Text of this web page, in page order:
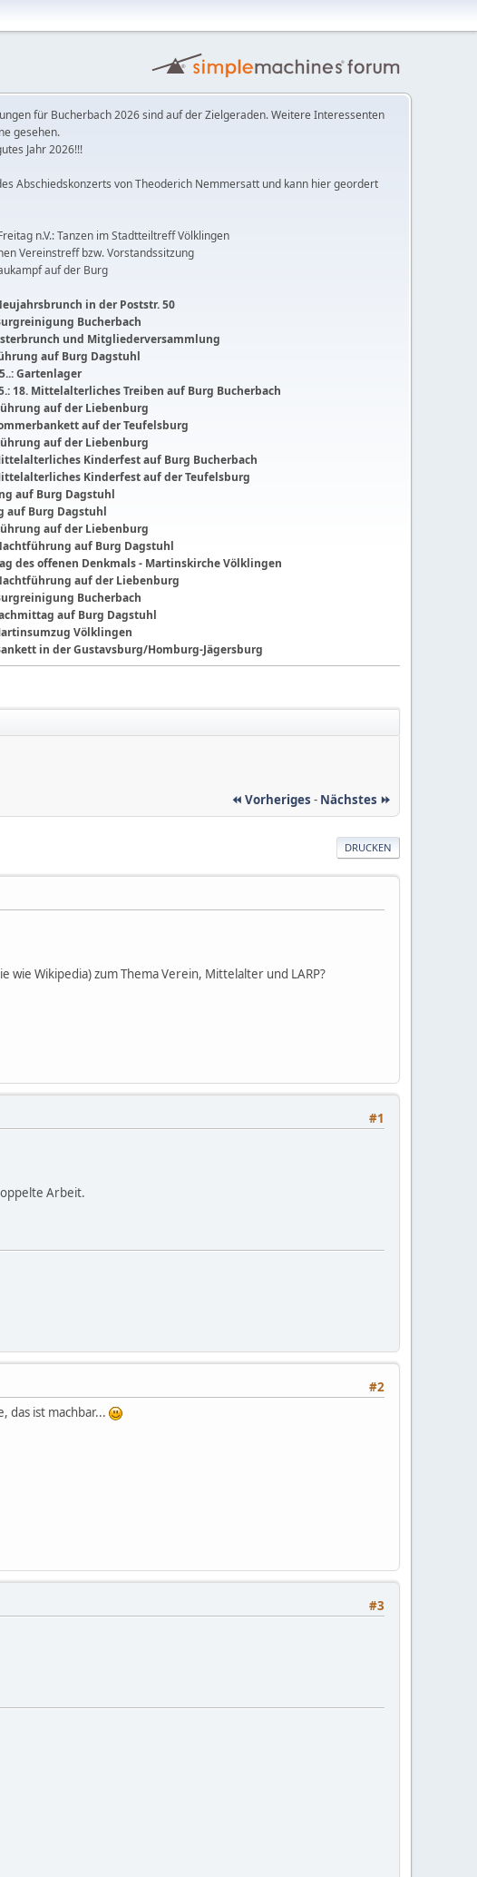
für Bucherbach 2026 sind auf der Zielgeraden. Weitere Interessenten
gesehen.
Jahr 2026!!!
Abschiedskonzerts von Theoderich Nemmersatt und kann hier geordert
n.V.: Tanzen im Stadtteiltreff Völklingen
Vereinstreff bzw. Vorstandssitzung
auf der Burg
in der Poststr. 50
Bucherbach
und Mitgliederversammlung
auf Burg Dagstuhl
Gartenlager
18. Mittelalterliches Treiben auf Burg Bucherbach
auf der Liebenburg
auf der Teufelsburg
auf der Liebenburg
Kinderfest auf Burg Bucherbach
Kinderfest auf der Teufelsburg
auf Burg Dagstuhl
auf Burg Dagstuhl
auf der Liebenburg
auf Burg Dagstuhl
des offenen Denkmals - Martinskirche Völklingen
auf der Liebenburg
Bucherbach
auf Burg Dagstuhl
Völklingen
in der Gustavsburg/Homburg-Jägersburg
⏪ Vorheriges - Nächstes ⏩
DRUCKEN
Wikipedia) zum Thema Verein, Mittelalter und LARP?
#1
Arbeit.
#2
das ist machbar...
#3